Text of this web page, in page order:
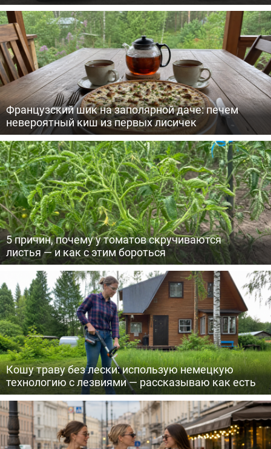
Французский шик на заполярной даче: печем
невероятный киш из первых лисичек
5 причин, почему у томатов скручиваются
листья — и как с этим бороться
Кошу траву без лески: использую немецкую
технологию с лезвиями — рассказываю как есть